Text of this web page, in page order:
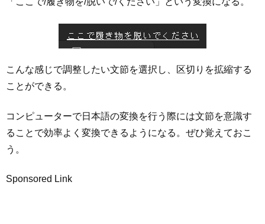
こんな感じで調整したい文節を選択し、区切りを拡縮する
ことができる。
コンピューターで日本語の変換を行う際には文節を意識す
ることで効率よく変換できるようになる。ぜひ覚えておこ
う。
Sponsored Link